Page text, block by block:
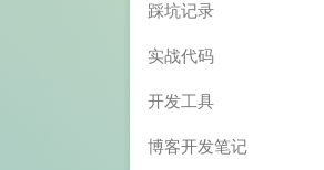
踩坑记录
实战代码
开发工具
博客开发笔记